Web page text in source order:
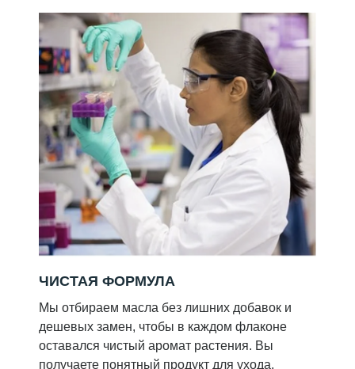
ЧИСТАЯ ФОРМУЛА
Мы отбираем масла без лишних добавок и
дешевых замен, чтобы в каждом флаконе
оставался чистый аромат растения. Вы
получаете понятный продукт для ухода,